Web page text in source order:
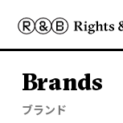
Brands
ブランド